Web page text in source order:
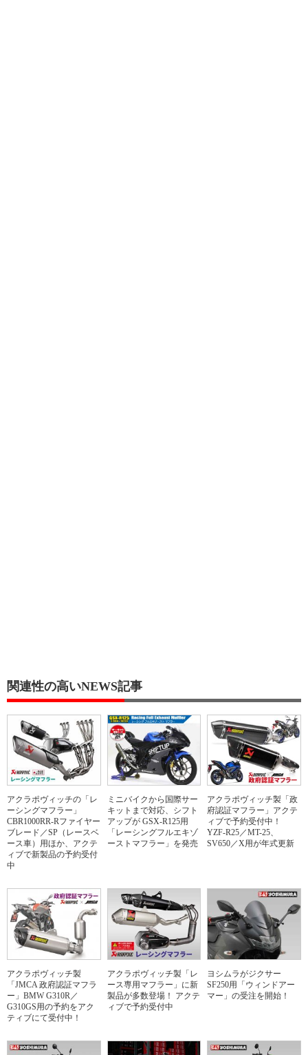
関連性の高いNEWS記事
アクラポヴィッチの「レ
ーシングマフラー」
CBR1000RR-Rファイヤー
ブレード／SP（レースベ
ース車）用ほか、アクテ
ィブで新製品の予約受付
中
ミニバイクから国際サー
キットまで対応、シフト
アップが GSX-R125用
「レーシングフルエキゾ
ーストマフラー」を発売
アクラポヴィッチ製「政
府認証マフラー」アクテ
ィブで予約受付中！
YZF-R25／MT-25、
SV650／X用が年式更新
アクラポヴィッチ製
「JMCA 政府認証マフラ
ー」BMW G310R／
G310GS用の予約をアク
ティブにて受付中！
アクラポヴィッチ製「レ
ース専用マフラー」に新
製品が多数登場！ アクテ
ィブで予約受付中
ヨシムラがジクサー
SF250用「ウィンドアー
マー」の受注を開始！